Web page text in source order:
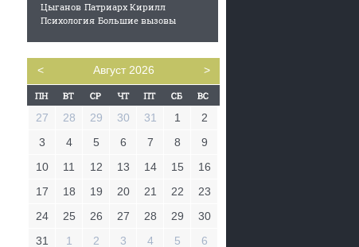
Цыганов Патриарх Кирилл
Психология Большие вызовы
< Август 2026 >
27 28 29 30 31 1
2
3
4 5 6 7 8
9
10
11 12 13 14 15
16
17
18 19 20 21 22
23
24
25 26 27 28 29
30
31
1 2 3 4 5 6